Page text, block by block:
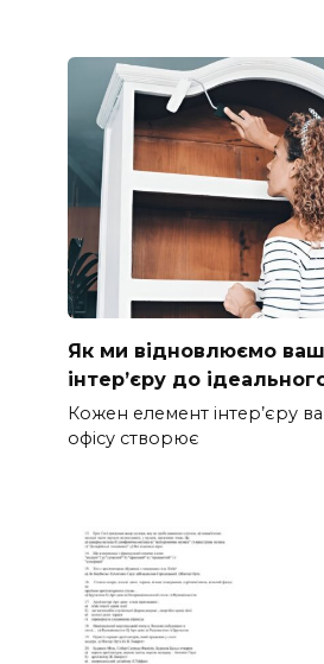
Як ми відновлюємо
інтер’єру до
Кожен елемент інтер’єру
офісу створює